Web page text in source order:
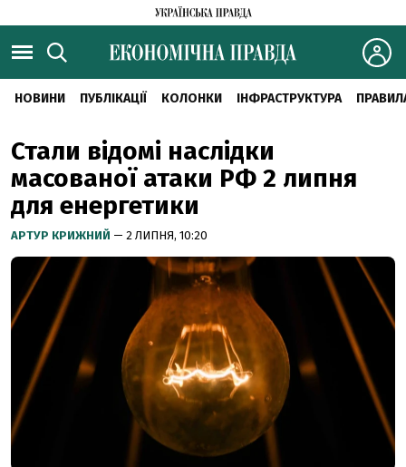
НОВИНИ ПУБЛІКАЦІЇ КОЛОНКИ ІНФРАСТРУКТУРА
Стали відомі наслідки
масованої атаки РФ 2 липня
для енергетики
АРТУР КРИЖНИЙ — 2 ЛИПНЯ, 10:20